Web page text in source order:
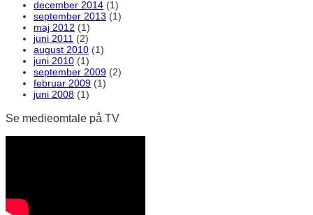
december 2014 (1)
september 2013 (1)
maj 2012 (1)
juni 2011 (2)
august 2010 (1)
juni 2010 (1)
september 2009 (2)
februar 2009 (1)
juni 2008 (1)
Se medieomtale på TV